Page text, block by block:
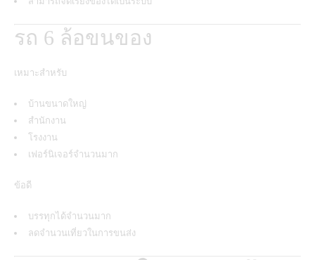
รถ 6 ล้อขนของ
เหมาะสำหรับ
บ้านขนาดใหญ่
สำนักงาน
โรงงาน
เฟอร์นิเจอร์จำนวนมาก
ข้อดี
บรรทุกได้จำนวนมาก
ลดจำนวนเที่ยวในการขนส่ง